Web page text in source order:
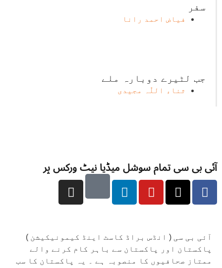
سفر
فیاض احمد رانا
جب لٹیرے دوبارہ ملے
ثناء اللّٰہ مجیدی
آئی بی سی تمام سوشل میڈیا نیٹ ورکس پر
آئی بی سی ( انڈس براڈ کاسٹ اینڈ کیمونیکیشن )
پاکستان اور پاکستان سے باہر کام کرنے والے
ممتاز صحافیوں کا منصوبہ ہے ۔ یہ پاکستان کا سب